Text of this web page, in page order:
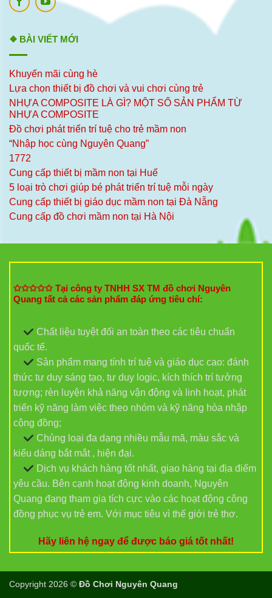
❖ BÀI VIẾT MỚI
Khuyến mãi cùng hè
Lựa chọn thiết bị đồ chơi và vui chơi cùng trẻ
NHỰA COMPOSITE LÀ GÌ? MỘT SỐ SẢN PHẨM TỪ
NHỰA COMPOSITE
Đồ chơi phát triển trí tuệ cho trẻ mầm non
“Nhập học cùng Nguyên Quang”
1772
Cung cấp thiết bị mầm non tại Huế
5 loại trò chơi giúp bé phát triển trí tuệ mỗi ngày
Cung cấp thiết bị giáo dục mầm non tại Đà Nẵng
Cung cấp đồ chơi mầm non tại Hà Nội
✩✩✩✩✩ Tại công ty TNHH SX TM đồ chơi Nguyên
Quang tất cả các sản phẩm đáp ứng tiêu chí:
Chất liệu tuyệt đối an toàn theo các tiêu chuẩn
quốc tế.
Sản phẩm mang tính trí tuệ và giáo dục cao: đánh
thức tư duy sáng tạo, tư duy logic, kích thích trí tưởng
tượng; rèn luyện khả năng vận động và linh hoạt, phát
triển kỹ năng làm việc theo nhóm và kỹ năng hòa nhập
cộng đồng;
Chủng loại đa dạng nhiều mẫu mã, màu sắc và
kiểu dáng bắt mắt , hiện đại.
Dịch vụ khách hàng tốt nhất, giao hàng tại địa điểm
yêu cầu. Bên cạnh hoạt động kinh doanh, Nguyên
Quang đang tham gia tích cực vào các hoạt động công
đồng phục vụ trẻ em. Với mục tiêu vì thế giới trẻ thơ.
Hãy liên hệ ngay để được báo giá tốt nhất!
Copyright 2026 © Đồ Chơi Nguyên Quang